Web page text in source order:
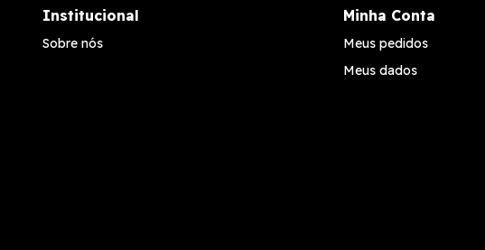
Institucional
Sobre nós
Minha Conta
Meus pedidos
Meus dados